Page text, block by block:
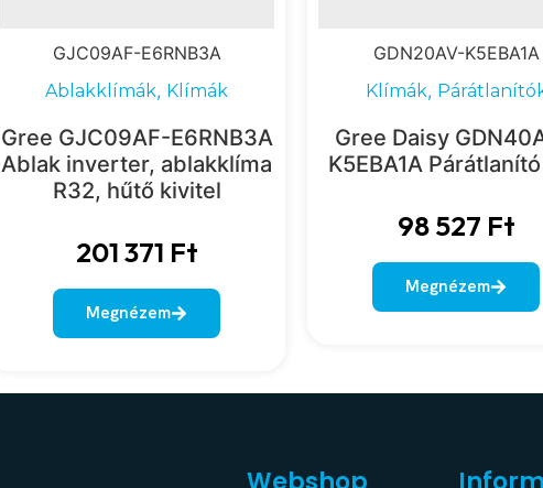
GJC09AF-E6RNB3A
Ablakklímák, Klímák
Gree GJC09AF-E6RNB3A
Ablak inverter, ablakklíma
R32, hűtő kivitel
201 371 Ft
Megnézem
GDN20AV-K5EBA1A
Klímák,
Gree Daisy
K5EBA1A
98 527 Ft
Megnézem